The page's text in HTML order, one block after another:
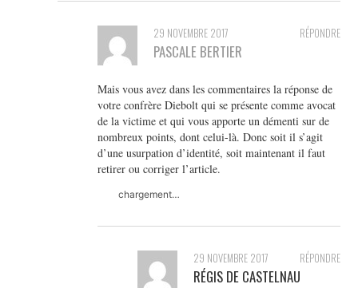
RÉPONDRE
29 NOVEMBRE 2017
PASCALE BERTIER
Mais vous avez dans les commentaires la réponse de
votre confrère Diebolt qui se présente comme avocat
de la victime et qui vous apporte un démenti sur de
nombreux points, dont celui-là. Donc soit il s’agit
d’une usurpation d’identité, soit maintenant il faut
retirer ou corriger l’article.
chargement…
RÉPONDRE
29 NOVEMBRE 2017
RÉGIS DE CASTELNAU